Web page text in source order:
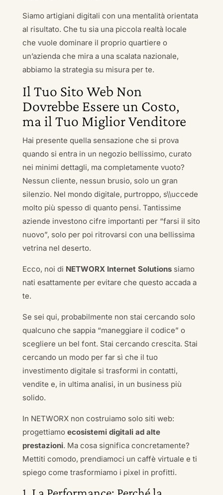
Siamo artigiani digitali con una mentalità orientata
al risultato. Che tu sia una piccola realtà locale
che vuole dominare il proprio quartiere o
un’azienda che mira a una scalata nazionale,
abbiamo la strategia su misura per te.
Il Tuo Sito Web Non
Dovrebbe Essere un Costo,
ma il Tuo Miglior Venditore
Hai presente quella sensazione che si prova
quando si entra in un negozio bellissimo, curato
nei minimi dettagli, ma completamente vuoto?
Nessun cliente, nessun brusio, solo un gran
silenzio. Nel mondo digitale, purtroppo, s\\uccede
molto più spesso di quanto pensi. Tantissime
aziende investono cifre importanti per “farsi il sito
nuovo”, solo per poi ritrovarsi con una bellissima
vetrina nel deserto.
Ecco, noi di NETWORX Internet Solutionssiamo
nati esattamente per evitare che questo accada a
te.
Se sei qui, probabilmente non stai cercando solo
qualcuno che sappia “maneggiare il codice” o
scegliere un bel font. Stai cercando crescita. Stai
cercando un modo per far sì che il tuo
investimento digitale si trasformi in contatti,
vendite e, in ultima analisi, in un business più
solido.
In NETWORX non costruiamo solo siti web:
progettiamo ecosistemi digitali ad alte
prestazioni. Ma cosa significa concretamente?
Mettiti comodo, prendiamoci un caffè virtuale e ti
spiego come trasformiamo i pixel in profitti.